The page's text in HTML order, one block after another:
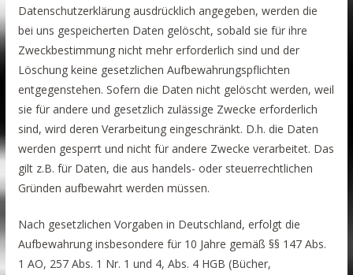
Datenschutzerklärung ausdrücklich angegeben, werden die
bei uns gespeicherten Daten gelöscht, sobald sie für ihre
Zweckbestimmung nicht mehr erforderlich sind und der
Löschung keine gesetzlichen Aufbewahrungspflichten
entgegenstehen. Sofern die Daten nicht gelöscht werden, weil
sie für andere und gesetzlich zulässige Zwecke erforderlich
sind, wird deren Verarbeitung eingeschränkt. D.h. die Daten
werden gesperrt und nicht für andere Zwecke verarbeitet. Das
gilt z.B. für Daten, die aus handels- oder steuerrechtlichen
Gründen aufbewahrt werden müssen.
Nach gesetzlichen Vorgaben in Deutschland, erfolgt die
Aufbewahrung insbesondere für 10 Jahre gemäß §§ 147 Abs.
1 AO, 257 Abs. 1 Nr. 1 und 4, Abs. 4 HGB (Bücher,